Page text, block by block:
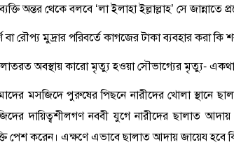
অন্তর থেকে বলবে ‘লা ইলাহা ইল্লাল্লাহ’ সে জান্নাতে
বা রৌপ্য মুদ্রার পরিবর্তে কাগজের টাকা ব্যবহার করা
অবস্থায় কারো মৃত্যু হওয়া সৌভাগ্যের মৃত্যু-
মসজিদে পুরুষের পিছনে নারীদের খোলা স্থানে
দায়িত্বশীলগণ নববী যুগে নারীদের ছালাত
পেশ করেন। এক্ষণে এভাবে ছালাত আদায় জায়েয হবে